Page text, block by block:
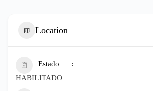
Location
Estado
HABILITADO